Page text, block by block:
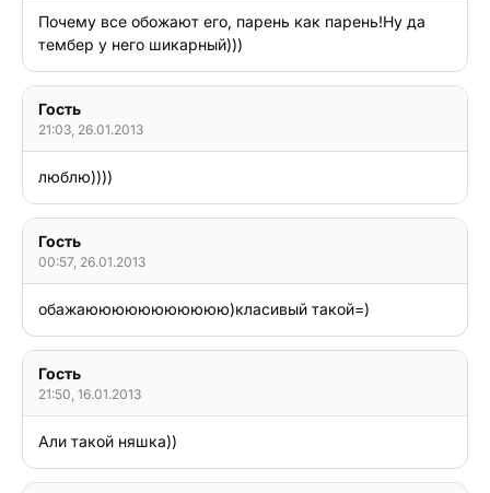
Почему все обожают его, парень как парень!Ну да
тембер у него шикарный)))
Гость
21:03, 26.01.2013
Гость
00:57, 26.01.2013
обажаююююююююююю)класивый такой=)
Гость
21:50, 16.01.2013
Али такой няшка))